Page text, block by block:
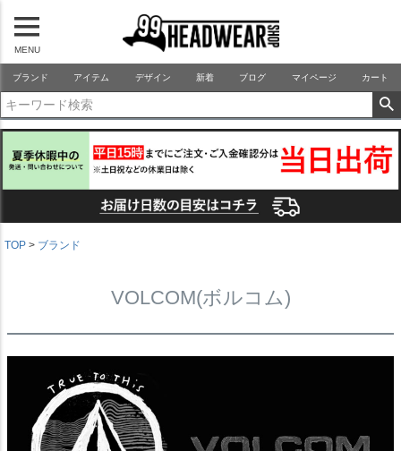
MENU
99HEADWEARSHOP
ブランド アイテム デザイン 新着 ブログ マイページ カート
TOP ブランド
VOLCOM(ボルコム)